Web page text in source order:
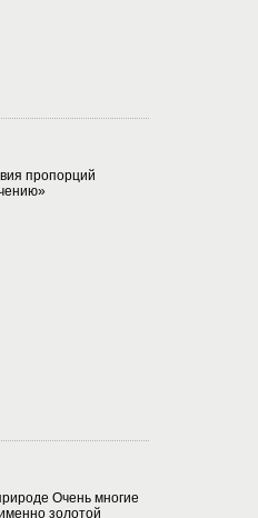
пропорций
Очень многие
золотой